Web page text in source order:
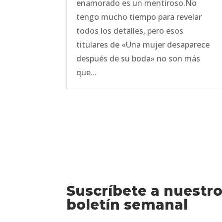
enamorado es un mentiroso.No
tengo mucho tiempo para revelar
todos los detalles, pero esos
titulares de «Una mujer desaparece
después de su boda» no son más
que...
Suscríbete a
boletín semanal